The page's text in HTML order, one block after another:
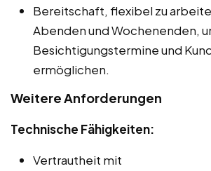
Bereitschaft, flexibel zu
Abenden und Wochenenden,
Besichtigungstermine und
ermöglichen.
Weitere Anforderungen
Technische Fähigkeiten:
Vertrautheit mit